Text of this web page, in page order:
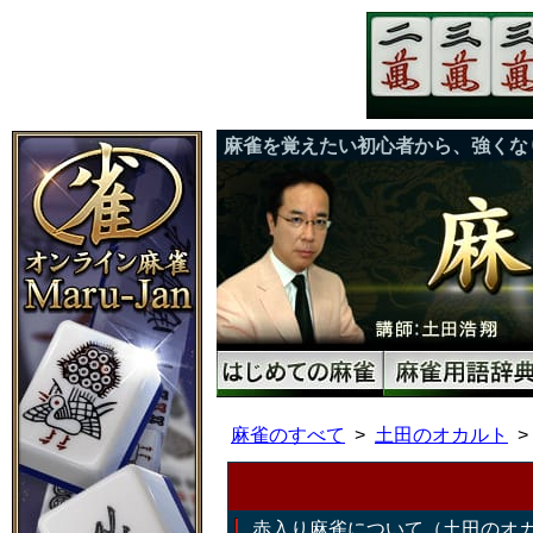
麻雀を覚えたい初心者から、強く
麻雀のすべて 土田のオカルト